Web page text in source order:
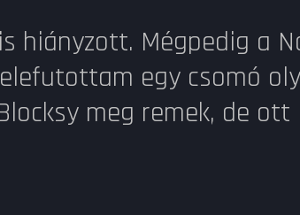
hiányzott. Mégpedig a
egy csomó
meg remek, de